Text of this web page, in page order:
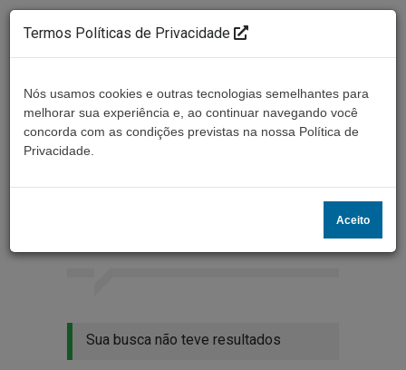
Resultados da busca
Buscar
Sua busca não teve resultados
Termos Políticas de Privacidade
Nós usamos cookies e outras tecnologias semelhantes para
melhorar sua experiência e, ao continuar navegando você
concorda com as condições previstas na nossa Política de
Privacidade.
Aceito